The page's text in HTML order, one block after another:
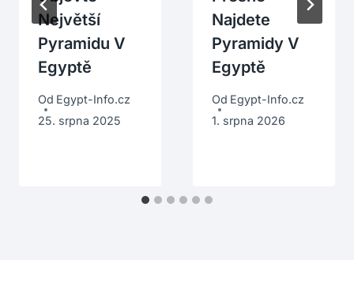
Největší
Pyramidu V
Egyptě
Od Egypt-Info.cz
25. srpna 2025
Najdete
Pyramidy V
Egyptě
Od Egypt-Info.cz
1. srpna 2026